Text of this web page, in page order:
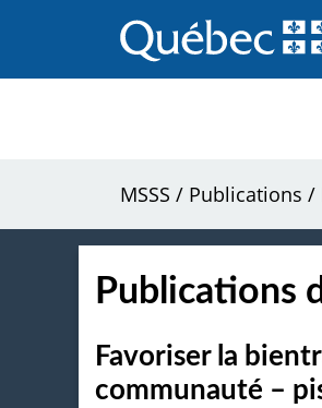
au
contenu
MSSS / Publications /
Publications
Favoriser la
communauté –